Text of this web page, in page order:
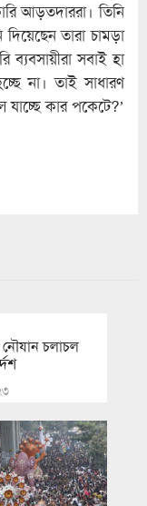
আড়তদাররা। তিনি
তারা চামড়া
সবাই হা
না। তাই সাধারণ
যাচ্ছে কার পকেটে?’
নৌযান চলাচল